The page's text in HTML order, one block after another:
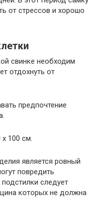
от стрессов и хорошо
свинке необходим
отдохнуть от
предпочтение
100 см.
является ровный
повредить
следует
которых не должна